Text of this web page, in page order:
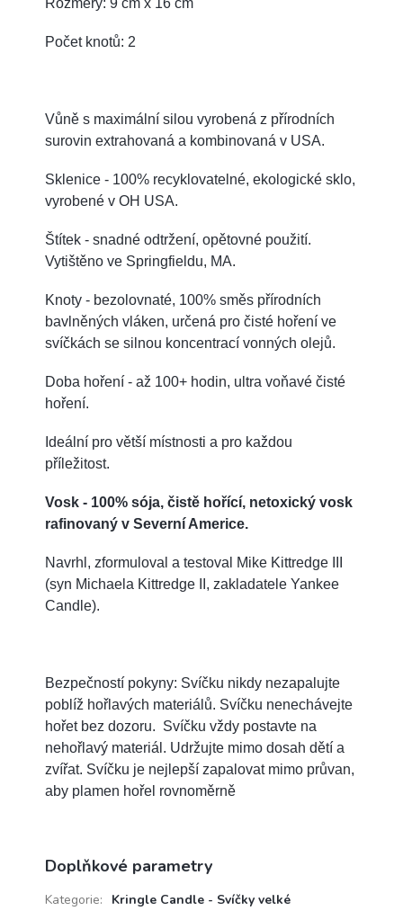
Počet knotů: 2
Vůně s maximální silou vyrobená z přírodních
surovin extrahovaná a kombinovaná v USA.
Sklenice - 100% recyklovatelné, ekologické sklo,
vyrobené v OH USA.
Štítek - snadné odtržení, opětovné použití.
Vytištěno ve Springfieldu, MA.
Knoty - bezolovnaté, 100% směs přírodních
bavlněných vláken, určená pro čisté hoření ve
svíčkách se silnou koncentrací vonných olejů.
Doba hoření - až 100+ hodin, ultra voňavé čisté
hoření.
Ideální pro větší místnosti a pro každou
příležitost.
Vosk - 100% sója, čistě hořící, netoxický vosk
rafinovaný v Severní Americe.
Navrhl, zformuloval a testoval Mike Kittredge III
(syn Michaela Kittredge II, zakladatele Yankee
Candle).
Bezpečností pokyny: Svíčku nikdy nezapalujte
poblíž hořlavých materiálů. Svíčku nenechávejte
hořet bez dozoru. Svíčku vždy postavte na
nehořlavý materiál. Udržujte mimo dosah dětí a
zvířat. Svíčku je nejlepší zapalovat mimo průvan,
aby plamen hořel rovnoměrně
Doplňkové parametry
Kategorie:
Kringle Candle - Svíčky velké